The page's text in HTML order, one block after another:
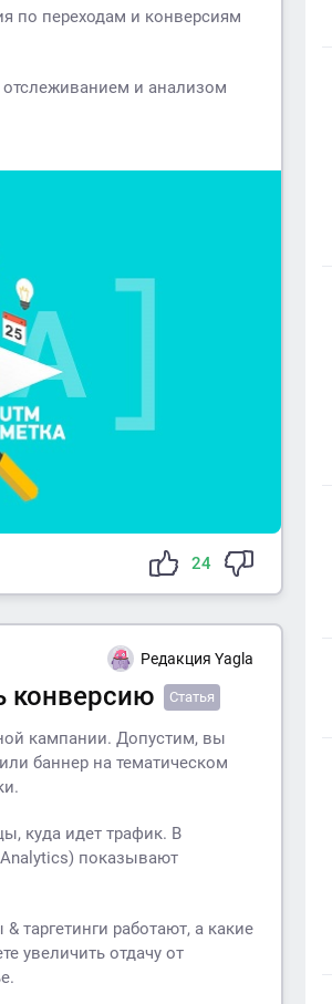
по переходам и конверсиям
отслеживанием и анализом
24
Редакция Yagla
конверсию Статья
кампании. Допустим, вы
баннер на тематическом
куда идет трафик. В
показывают
таргетинги работают, а какие
увеличить отдачу от